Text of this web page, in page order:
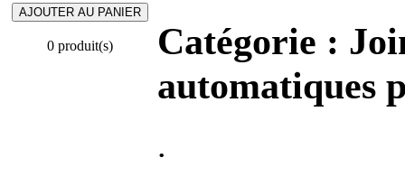
0 produit(s) Catégorie :
automatiques
.